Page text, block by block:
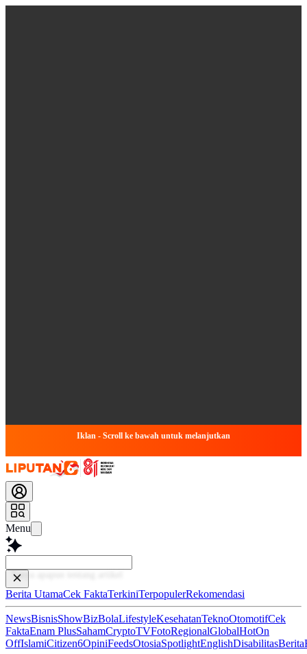
Iklan - Scroll ke bawah untuk melanjutkan
Menu
Baca le
Berita UtamaCek FaktaTerkiniTerpopulerRekomendasi
NewsBisnisShowBizBolaLifestyleKesehatanTeknoOtomotifCek
FaktaEnam PlusSahamCryptoTVFotoRegionalGlobalHotOn
OffIslamiCitizen6OpiniFeedsOtosiaSpotlightEnglishDisabilitasBerita